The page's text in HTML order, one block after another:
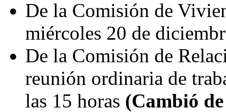
De la Comisión de
miércoles 20 de
De la Comisión de
reunión ordinaria de
las 15 horas (Cambió